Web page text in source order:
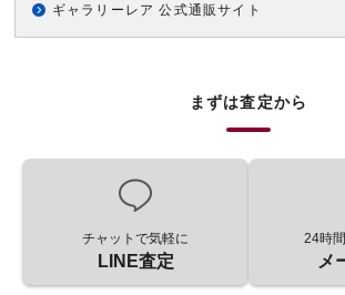
ギャラリーレア 公式通販サイト
まずは査定から
チャットで気軽に
LINE査定
24時
メ